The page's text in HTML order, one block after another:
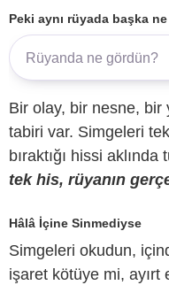
Peki aynı rüyada başka ne
Bir olay, bir nesne, bir
tabiri var. Simgeleri
bıraktığı hissi aklında
tek his, rüyanın
Hâlâ İçine Sinmediyse
Simgeleri okudun,
işaret kötüye mi, ayırt